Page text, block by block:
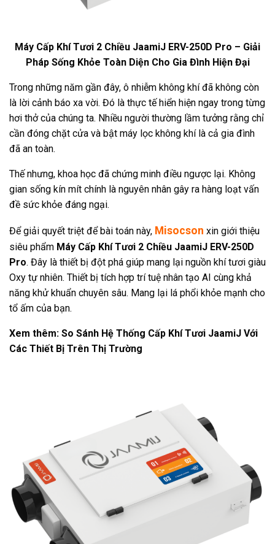
Máy Cấp Khí Tươi 2 Chiều JaamiJ ERV-250D Pro – Giải
Pháp Sống Khỏe Toàn Diện Cho Gia Đình Hiện Đại
Trong những năm gần đây, ô nhiễm không khí đã không còn
là lời cảnh báo xa vời. Đó là thực tế hiển hiện ngay trong từng
hơi thở của chúng ta. Nhiều người thường lầm tưởng rằng chỉ
cần đóng chặt cửa và bật máy lọc không khí là cả gia đình
đã an toàn.
Thế nhưng, khoa học đã chứng minh điều ngược lại. Không
gian sống kín mít chính là nguyên nhân gây ra hàng loạt vấn
đề sức khỏe đáng ngại.
Để giải quyết triệt để bài toán này, Misocson xin giới thiệu
siêu phẩm Máy Cấp Khí Tươi 2 Chiều JaamiJ ERV-250D
Pro. Đây là thiết bị đột phá giúp mang lại nguồn khí tươi giàu
Oxy tự nhiên. Thiết bị tích hợp trí tuệ nhân tạo AI cùng khả
năng khử khuẩn chuyên sâu. Mang lại lá phổi khỏe mạnh cho
tổ ấm của bạn.
Xem thêm: So Sánh Hệ Thống Cấp Khí Tươi JaamiJ Với
Các Thiết Bị Trên Thị Trường